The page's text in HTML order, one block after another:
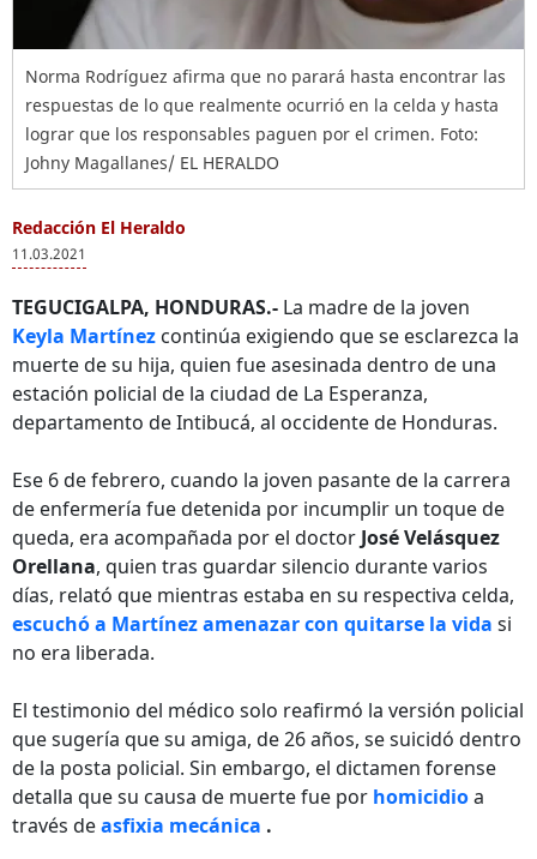
Norma Rodríguez afirma que no parará hasta encontrar las
respuestas de lo que realmente ocurrió en la celda y hasta
lograr que los responsables paguen por el crimen. Foto:
Johny Magallanes/ EL HERALDO
Redacción El Heraldo
11.03.2021
TEGUCIGALPA, HONDURAS.- La madre de la joven
Keyla Martínez continúa exigiendo que se esclarezca la
muerte de su hija, quien fue asesinada dentro de una
estación policial de la ciudad de La Esperanza,
departamento de Intibucá, al occidente de Honduras.
Ese 6 de febrero, cuando la joven pasante de la carrera
de enfermería fue detenida por incumplir un toque de
queda, era acompañada por el doctor José Velásquez
Orellana, quien tras guardar silencio durante varios
días, relató que mientras estaba en su respectiva celda,
escuchó a Martínez amenazar con quitarse la vida si
no era liberada.
El testimonio del médico solo reafirmó la versión policial
que sugería que su amiga, de 26 años, se suicidó dentro
de la posta policial. Sin embargo, el dictamen forense
detalla que su causa de muerte fue por homicidioa
través deasfixia mecánica .